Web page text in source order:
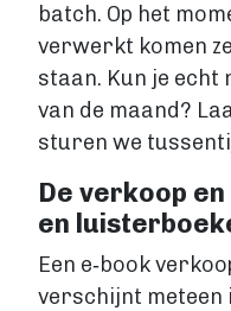
Contact
Account maken
batch. Op het
verwerkt komen
staan. Kun je echt
van de maand?
sturen we
De verkoop
en
Een e‑book
verschijnt meteen